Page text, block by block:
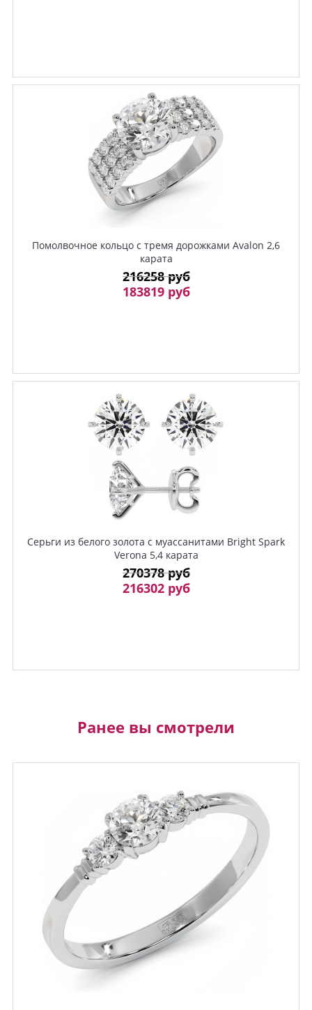
Помолвочное кольцо с тремя дорожками Avalon 2,6
карата
216258 руб
183819 руб
Серьги из белого золота с муассанитами Bright Spark
Verona 5,4 карата
270378 руб
216302 руб
Ранее вы смотрели